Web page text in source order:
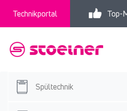
Technikportal Top-
Spültechnik